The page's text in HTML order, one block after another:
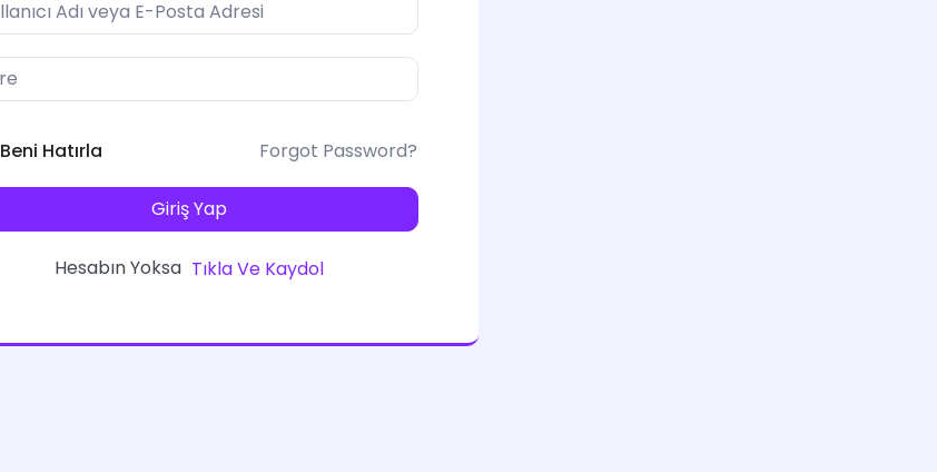
Beni Hatırla Forgot Password?
Giriş Yap
Hesabın Yoksa Tıkla Ve Kaydol